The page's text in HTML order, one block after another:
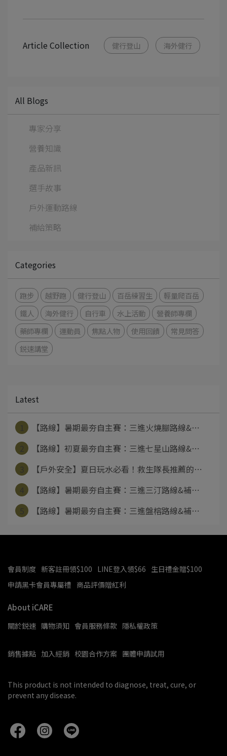
Article Collection 健行登山 海外健行
All Blogs
專家分享
營養知識
產品新訊
選手故事
戶外運動路線
補給策略
Categories
跑步 越野跑 健行登山 百岳練習生
輕量爬百岳
鐵人
海外健行 自行車 水上活動
營養師專欄
藥師專欄
運動員 焦點人物 使用回饋
常見問答
鋭速講堂
Latest
【路線】暑期最夯自主賽：三進火燒腳路線&⋯
【路線】初夏最夯自主賽：三進七星山路線&⋯
【戶外安全】夏日玩水必看！救生隊長推薦的⋯
【路線】暑期最夯自主賽：三進三汀路線&補⋯
【路線】暑期最夯自主賽：三進盤榕路線&補⋯
會員制度 新客註冊領$100 LINE登入領$66 生日禮金贈$100
申請黑卡會員專屬禮 商品評價贈紅利
About iCARE
關於鋭速 購物須知 會員服務條款 隱私權政策
銷售據點 加入經銷 校園合作方案 團體申請試用
This product is not intended to diagnose, treat, cure, or
prevent any disease.